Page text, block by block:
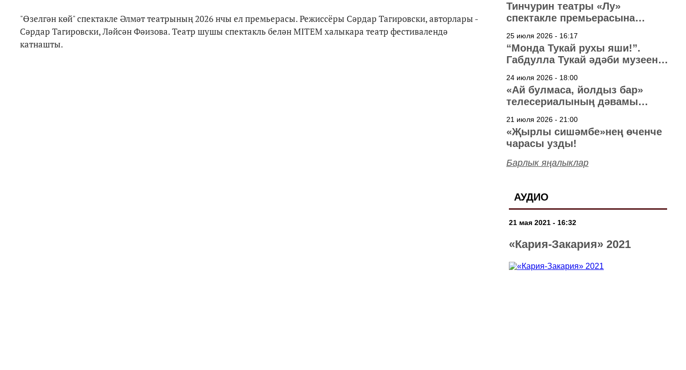
"Өзелгән көй" спектакле Әлмәт театрының 2026 нчы ел премьерасы. Режиссёры Сәрдар Тагировски, авторлары -
Сәрдар Тагировски, Ләйсән Фәизова. Театр шушы спектакль белән MITEM халыкара театр фестивалендә
катнашты.
Тинчурин театры «Лу»
спектакле премьерасына
25 июля 2026 - 16:17
“Монда Тукай рухы яши!”.
Габдулла Тукай әдәби музеена
24 июля 2026 - 18:00
«Ай булмаса, йолдыз бар»
телесериалының дәвамы
21 июля 2026 - 21:00
«Җырлы сишәмбе»нең өченче
чарасы узды!
Барлык яңалыклар
АУДИО
21 мая 2021 - 16:32
«Кария-Закария» 2021